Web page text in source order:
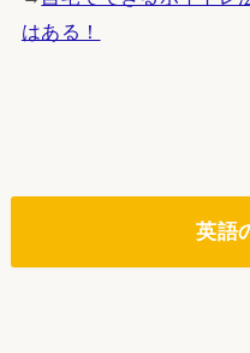
はある！
英語